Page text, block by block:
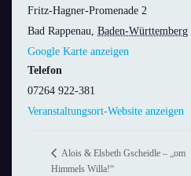
Fritz-Hagner-Promenade 2
Bad Rappenau Baden-Württemberg
Google Karte anzeigen
Telefon
07264 922-381
Veranstaltungsort-Website anzeigen
Alois & Elsbeth Gscheidle – „om
Himmels Willa!“